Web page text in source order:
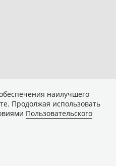
наилучшего
Продолжая использовать
Пользовательского